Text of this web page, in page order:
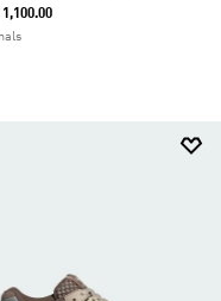
1,100.00